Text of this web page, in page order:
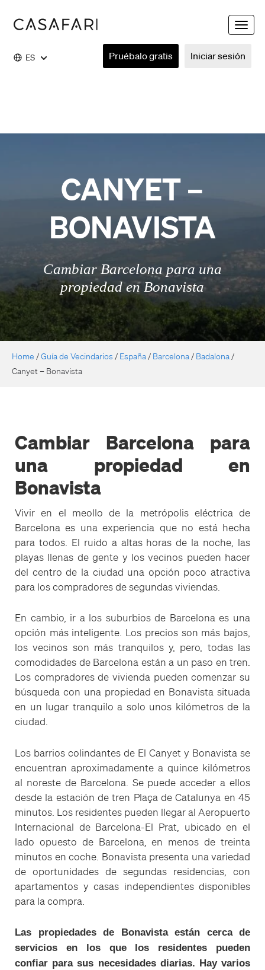
Toggle
ES Iniciar sesión
Pruébalo gratis
CANYET –
BONAVISTA
Cambiar Barcelona para una
propiedad en Bonavista
Home /Guía de Vecindarios / España/ Barcelona/ Badalona/
Canyet – Bonavista
Cambiar Barcelona para
una propiedad en
Bonavista
Vivir en el meollo de la metrópolis eléctrica de
Barcelona es una experiencia que no está hecha
para todos. El ruido a altas horas de la noche, las
playas llenas de gente y los vecinos pueden hacer
del centro de la ciudad una opción poco atractiva
para los compradores de segundas viviendas.
En cambio, ir a los suburbios de Barcelona es una
opción más inteligente. Los precios son más bajos,
los vecinos son más tranquilos y, pero, todas las
comodidades de Barcelona están a un paso en tren.
Los compradores de vivienda pueden comenzar su
búsqueda con una propiedad en Bonavista situada
en un lugar tranquilo a solo unos kilómetros de la
ciudad.
Los barrios colindantes de El Canyet y Bonavista se
encuentran aproximadamente a quince kilómetros
al noreste de Barcelona. Se puede acceder a ellos
desde la estación de tren Plaça de Catalunya en 45
minutos. Los residentes pueden llegar al Aeropuerto
Internacional de Barcelona-El Prat, ubicado en el
lado opuesto de Barcelona, ​​en menos de treinta
minutos en coche. Bonavista presenta una variedad
de oportunidades de segundas residencias, con
apartamentos y casas independientes disponibles
para la compra.
Las propiedades de Bonavista están cerca de
servicios en los que los residentes pueden
confiar para sus necesidades diarias. Hay varios